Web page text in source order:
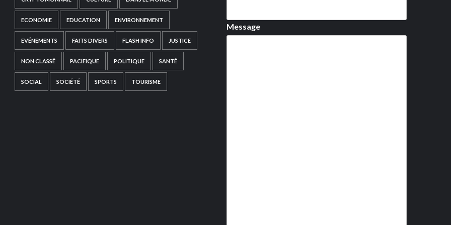
ECONOMIE EDUCATION ENVIRONNEMENT
EVÉNEMENTS FAITS DIVERS FLASH INFO JUSTICE
NON CLASSÉ PACIFIQUE POLITIQUE SANTÉ
SOCIAL SOCIÉTÉ SPORTS TOURISME
Message